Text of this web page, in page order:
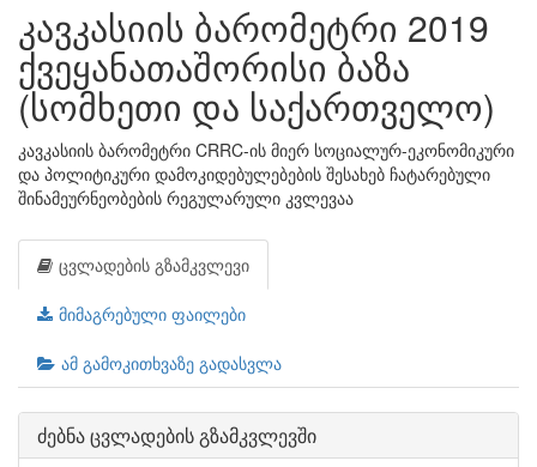
კავკასიის ბარომეტრი 2019
ქვეყანათაშორისი ბაზა
(სომხეთი და საქართველო)
კავკასიის ბარომეტრი CRRC-ის მიერ სოციალურ-ეკონომიკური
და პოლიტიკური დამოკიდებულებების შესახებ ჩატარებული
შინამეურნეობების რეგულარული კვლევაა
ცვლადების გზამკვლევი
მიმაგრებული ფაილები
ამ გამოკითხვაზე გადასვლა
ძებნა ცვლადების გზამკვლევში